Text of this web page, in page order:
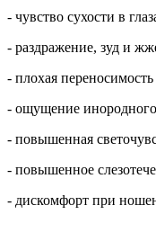
- чувство сухости в
- раздражение, зуд и
- плохая
- ощущение инородного
- повышенная
- повышенное
- дискомфорт при